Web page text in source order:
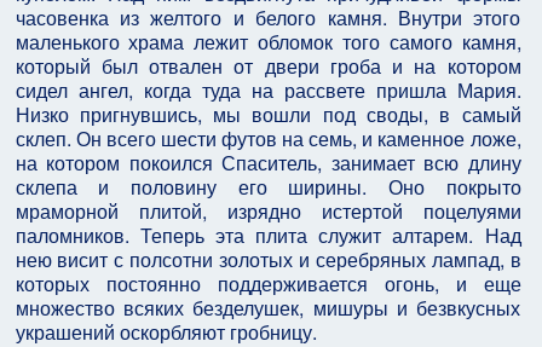
часовенка из желтого и белого камня. Внутри этого
маленького храма лежит обломок того самого камня,
который был отвален от двери гроба и на котором
сидел ангел, когда туда на рассвете пришла Мария.
Низко пригнувшись, мы вошли под своды, в самый
склеп. Он всего шести футов на семь, и камен­ное ложе,
на котором покоился Спаситель, занимает всю длину
склепа и половину его ширины. Оно покры­то
мраморной плитой, изрядно истертой поцелуями
паломников. Теперь эта плита служит алтарем. Над
нею висит с полсотни золотых и серебряных лампад, в
которых постоянно поддерживается огонь, и еще
множество всяких безделушек, мишуры и безвкусных
украшений оскорбляют гробницу.